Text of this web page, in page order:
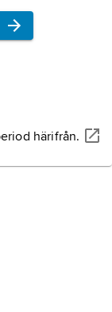
härifrån.